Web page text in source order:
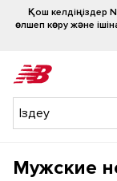
Қош келдіңіздер
өлшеп көру және
Мужские